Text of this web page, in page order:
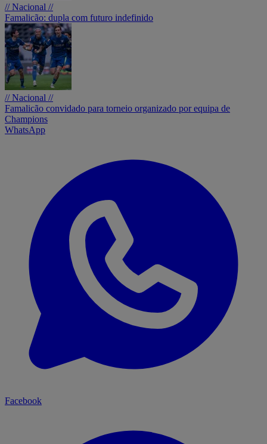
// Nacional //
Famalicão: dupla com futuro indefinido
// Nacional //
Famalicão convidado para torneio organizado por equipa de
Champions
WhatsApp
Facebook